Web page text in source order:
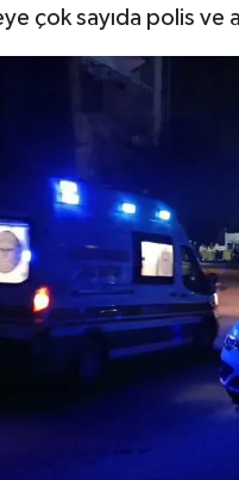
çok sayıda polis ve